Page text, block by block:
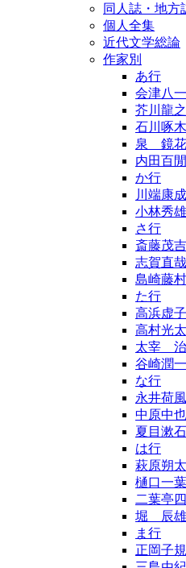
同人誌・地方
個人全集
近代文学総論
作家別
あ行
会津八一
芥川龍
石川啄木
泉 鏡花
内田百閒
か行
川端康成
小林秀雄
さ行
斎藤茂吉
志賀直哉
島崎藤村
た行
高浜虚子
高村光
太宰 治
谷崎潤
な行
永井荷風
中原中也
夏目漱石
は行
萩原朔
樋口一葉
二葉亭
堀 辰雄
ま行
正岡子規